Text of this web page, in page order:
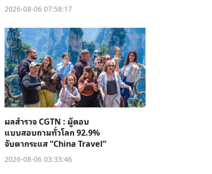
2026-08-06 07:58:17
ผลสำรวจ CGTN : ผู้ตอบ
แบบสอบถามทั่วโลก 92.9%
จับตากระแส “China Travel”
2026-08-06 03:33:46